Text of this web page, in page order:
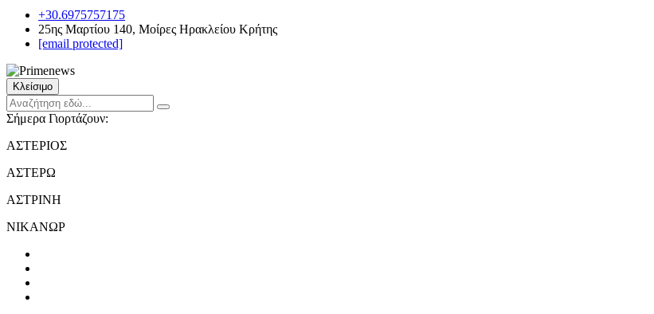
+30.6975757175
25ης Μαρτίου 140, Μοίρες Ηρακλείου Κρήτης
[email protected]
Κλείσιμο
Σήμερα Γιορτάζουν:
ΑΣΤΕΡΙΟΣ
ΑΣΤΕΡΩ
ΑΣΤΡΙΝΗ
ΝΙΚΑΝΩΡ